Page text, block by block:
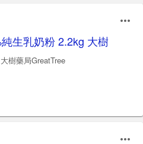
生乳奶粉 2.2kg 大樹
樹藥局GreatTree